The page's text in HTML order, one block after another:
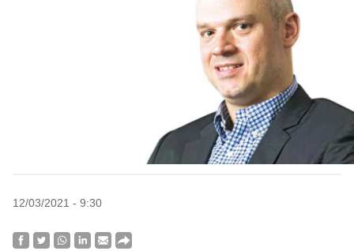
12/03/2021 - 9:30